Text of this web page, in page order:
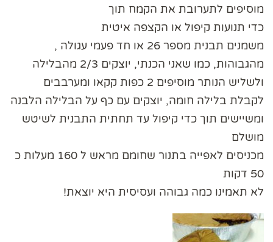
מוסיפים לתערובת את הקמח תוך
כדי תנועות קיפול או הקצפה איטית
משמנים תבנית מספר 26 או חד פעמי עגולה ,
מהגבוהות, כמו שאני הכנתי, יוצקים 2/3 מהבלילה
ולשליש הנותר מוסיפים 2 כפות קקאו ומערבבים
לקבלת בלילה חומה, יוצקים עם כף על הבלילה הלבנה
ומשיישים תוך כדי קיפול עד תחתית התבנית לשיטש
מושלם
מכניסים לאפייה בתנור שחומם מראש ל 160 מעלות כ
50 דקות
לא תאמינו כמה גבוהה ועסיסית היא יוצאת!